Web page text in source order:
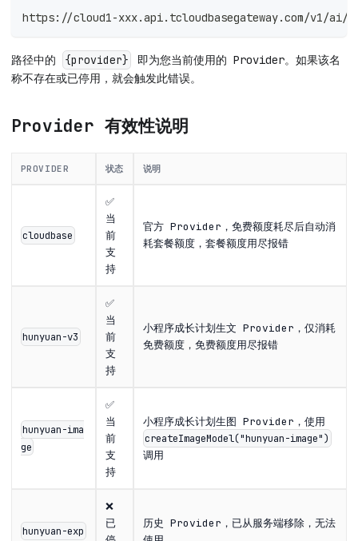
https://cloud1-xxx.api.tcloudbasegateway.com/v1/ai/
路径中的 {provider}
即为您当前使用的 Provider。如果该名
称不存在或已停用，就会触发此错误。
Provider 有效性说明
PROVIDER 状态 说明
cloudbase
✅
当
前
支
持
官方 Provider，免费额度耗尽后自动消
耗套餐额度，套餐额度用尽报错
hunyuan-v3
✅
当
前
支
持
小程序成长计划生文 Provider，仅消耗
免费额度，免费额度用尽报错
hunyuan-ima
ge
✅
当
前
支
持
小程序成长计划生图 Provider，使用
createImageModel("hunyuan-image")
调用
hunyuan-exp
❌
已
历史 Provider，已从服务端移除，无法